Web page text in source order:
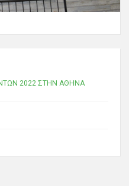
2022 ΣΤΗΝ ΑΘΗΝΑ